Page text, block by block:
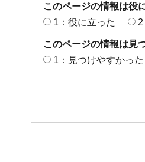
このページの情報は役
1：役に立った
2
このページの情報は見
1：見つけやすかった